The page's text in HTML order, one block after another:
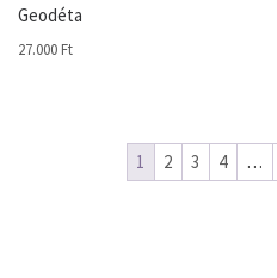
Geodéta
27.000 Ft
1 2 3 4 …